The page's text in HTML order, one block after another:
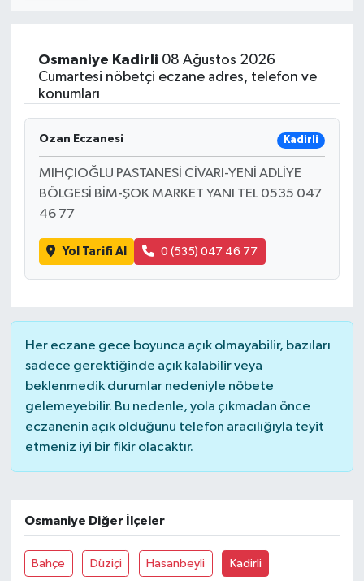
Osmaniye Kadirli 08 Ağustos 2026
Cumartesi nöbetçi eczane adres, telefon ve
konumları
Ozan Eczanesi Kadirli
MIHÇIOĞLU PASTANESİ CİVARI-YENİ ADLİYE
BÖLGESİ BİM-ŞOK MARKET YANI TEL 0535 047
46 77
Yol Tarifi Al 0 (535) 047 46 77
Her eczane gece boyunca açık olmayabilir, bazıları
sadece gerektiğinde açık kalabilir veya
beklenmedik durumlar nedeniyle nöbete
gelemeyebilir. Bu nedenle, yola çıkmadan önce
eczanenin açık olduğunu telefon aracılığıyla teyit
etmeniz iyi bir fikir olacaktır.
Osmaniye Diğer İlçeler
Bahçe Düziçi Hasanbeyli Kadirli